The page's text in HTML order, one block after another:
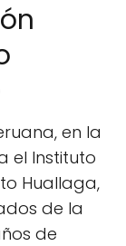
en la
el Instituto
Huallaga,
de la
de